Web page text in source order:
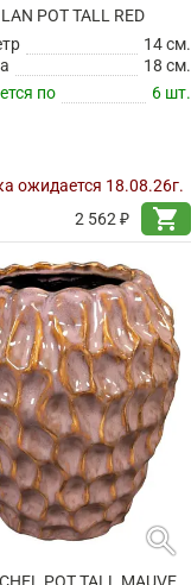
POT TALL RED
14 см.
18 см.
по
6 шт.
ожидается 18.08.26г.
2 562 ₽
shopping_cart
search